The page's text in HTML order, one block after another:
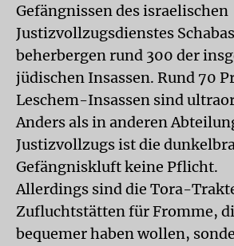
Gefängnissen des israelischen
Justizvollzugsdienstes
beherbergen rund 300 der
jüdischen Insassen. Rund 70
Leschem-Insassen sind
Anders als in anderen
Justizvollzugs ist die
Gefängniskluft keine Pflicht.
Allerdings sind die Tora-
Zufluchtstätten für Fromme,
bequemer haben wollen,